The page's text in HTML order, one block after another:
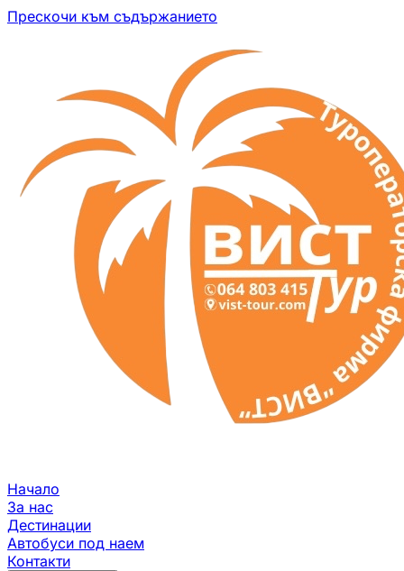
Прескочи към съдържанието
Начало
За нас
Дестинации
Автобуси под наем
Контакти